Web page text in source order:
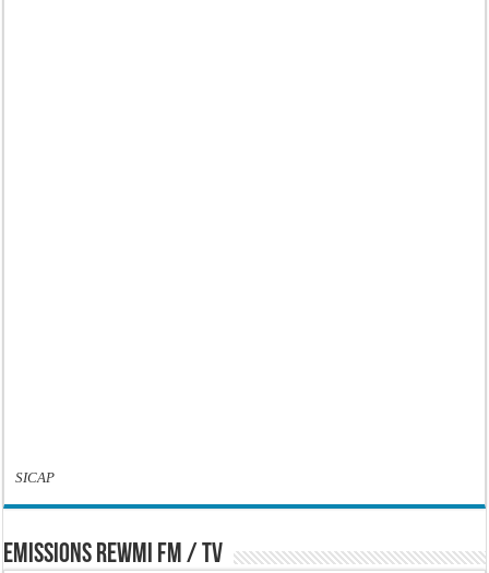
SICAP
EMISSIONS REWMI FM / TV